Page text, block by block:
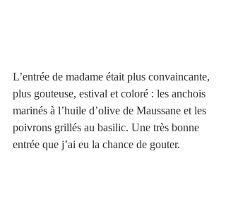
L’entrée de madame était plus convaincante,
plus gouteuse, estival et coloré : les anchois
marinés à l’huile d’olive de Maussane et les
poivrons grillés au basilic. Une très bonne
entrée que j’ai eu la chance de gouter.